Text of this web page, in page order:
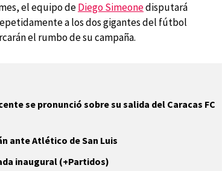
el equipo deDiego Simeonedisputará
a los dos gigantes del fútbol
el rumbo de su campaña.
se pronunció sobre su salida del Caracas FC
ante Atlético de San Luis
inaugural (+Partidos)